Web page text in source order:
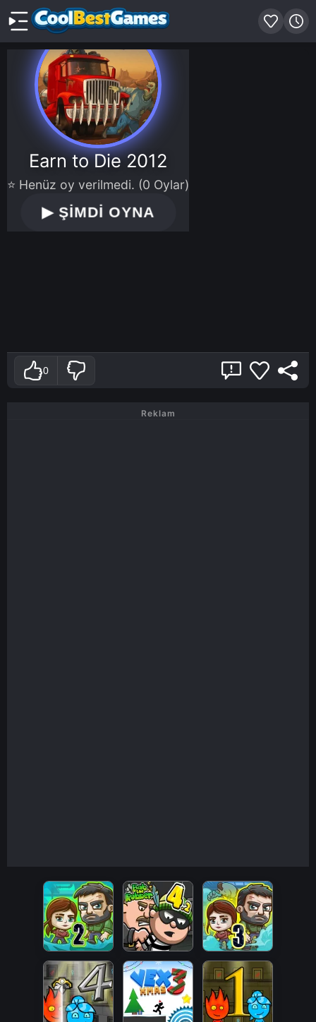
Earn to Die 2012
⭐ Henüz oy verilmedi. (0 Oylar)
▶ŞİMDİ OYNA
0
Reklam